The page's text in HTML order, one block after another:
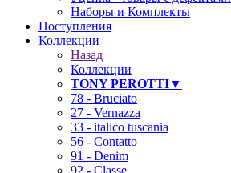
Наборы и Комплекты
Поступления
Коллекции
Назад
Коллекции
TONY PEROTTI▼
78 - Bruciato
27 - Vernazza
33 - italico tuscania
56 - Contatto
91 - Denim
92 - Classe